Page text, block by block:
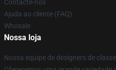
Contacte-nos
Ajuda ao cliente (FAQ)
Whosale
Nossa loja
Nossa equipe de designers de